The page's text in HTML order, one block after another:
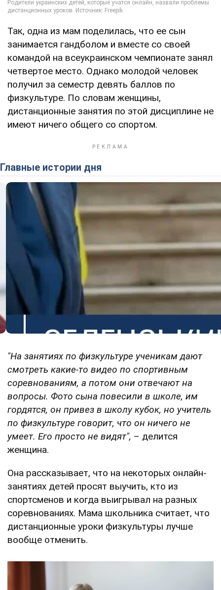
Так, одна из мам поделилась, что ее сын
занимается гандболом и вместе со своей
командой на всеукраинском чемпионате занял
четвертое место. Однако молодой человек
получил за семестр девять баллов по
физкультуре. По словам женщины,
дистанционные занятия по этой дисциплине не
имеют ничего общего со спортом.
Главные истории дня
"На занятиях по физкультуре ученикам дают
смотреть какие-то видео по спортивным
соревнованиям, а потом они отвечают на
вопросы. Фото сына повесили в школе, им
гордятся, он привез в школу кубок, но учитель
по физкультуре говорит, что он ничего не
умеет. Его просто не видят", – делится
женщина.
Она рассказывает, что на некоторых онлайн-
занятиях детей просят выучить, кто из
спортсменов и когда выигрывал на разных
соревнованиях. Мама школьника считает, что
дистанционные уроки физкультуры лучше
вообще отменить.